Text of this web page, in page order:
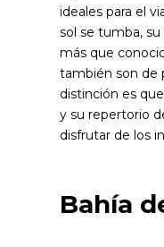
ideales para el
sol se tumba,
más que
también son de
distinción es
y su repertorio
disfrutar de los
Bahía